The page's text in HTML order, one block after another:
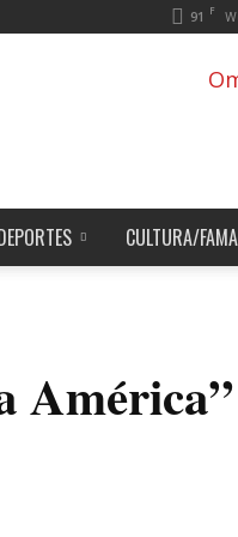
91 F
CULTURA/FAMA
América”